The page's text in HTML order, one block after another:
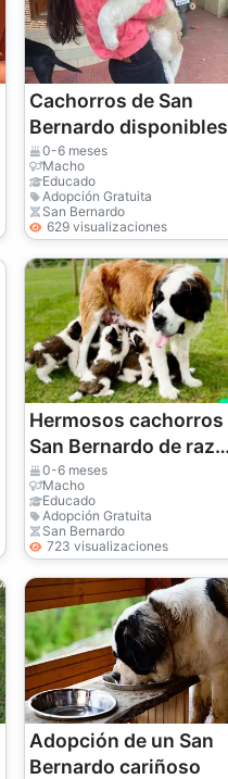
Cachorros de San
Bernardo disponibles
0-6 meses
Macho
Educado
Adopción Gratuita
San Bernardo
629 visualizaciones
Hermosos cachorros
San Bernardo de raza
pura con pedigrí.
0-6 meses
Macho
Educado
Adopción Gratuita
San Bernardo
723 visualizaciones
Adopción de un San
Bernardo cariñoso